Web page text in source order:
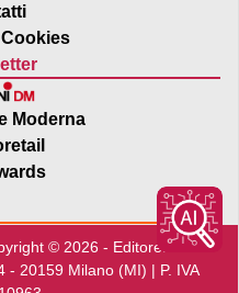
Moderna
© 2026 - Editore:Edra
- 20159 Milano (MI) | P. IVA